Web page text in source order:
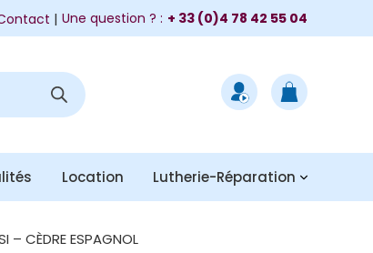
| Une question ? : + 33 (0)4 78 42 55 04
Location Lutherie-Réparation
– CÈDRE ESPAGNOL